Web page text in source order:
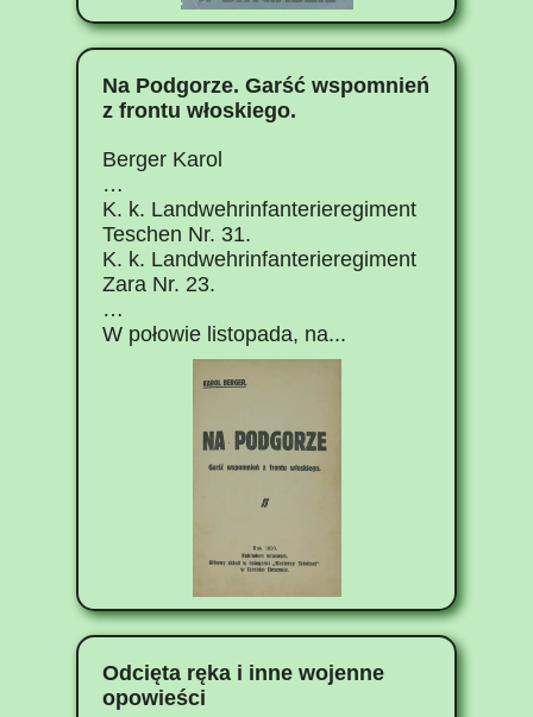
Na Podgorze. Garść wspomnień
z frontu włoskiego.
Berger Karol
…
K. k. Landwehrinfanterieregiment
Teschen Nr. 31.
K. k. Landwehrinfanterieregiment
Zara Nr. 23.
…
W połowie listopada, na...
Odcięta ręka i inne wojenne
opowieści